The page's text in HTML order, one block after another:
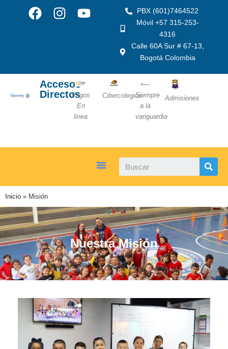
PBX (601)7464522
Móvil +57 315-253-
4316
Calle 60A Sur # 67-13,
Bogotá Colombia
Accesos
DirectosPagos
En
linea
CibercolegiosSiempre
a la
vanguardia
Admisiones
Inicio » Misión
Nuestra Misión